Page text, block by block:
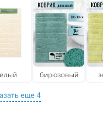
бирюзовый
еще 4